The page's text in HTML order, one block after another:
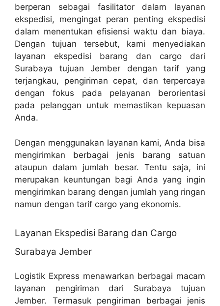
berperan sebagai fasilitator dalam layanan
ekspedisi, mengingat peran penting ekspedisi
dalam menentukan efisiensi waktu dan biaya.
Dengan tujuan tersebut, kami menyediakan
layanan ekspedisi barang dan cargo dari
Surabaya tujuan Jember dengan tarif yang
terjangkau, pengiriman cepat, dan terpercaya
dengan fokus pada pelayanan berorientasi
pada pelanggan untuk memastikan kepuasan
Anda.
Dengan menggunakan layanan kami, Anda bisa
mengirimkan berbagai jenis barang satuan
ataupun dalam jumlah besar. Tentu saja, ini
merupakan keuntungan bagi Anda yang ingin
mengirimkan barang dengan jumlah yang ringan
namun dengan tarif cargo yang ekonomis.
Layanan Ekspedisi Barang dan Cargo
Surabaya Jember
Logistik Express menawarkan berbagai macam
layanan pengiriman dari Surabaya tujuan
Jember. Termasuk pengiriman berbagai jenis